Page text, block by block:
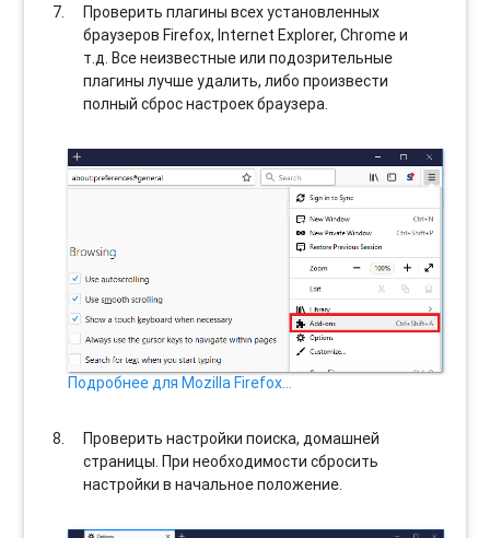
Проверить плагины всех установленных
браузеров Firefox, Internet Explorer, Chrome и
т.д. Все неизвестные или подозрительные
плагины лучше удалить, либо произвести
полный сброс настроек браузера.
Подробнее для Mozilla Firefox…
Проверить настройки поиска, домашней
страницы. При необходимости сбросить
настройки в начальное положение.